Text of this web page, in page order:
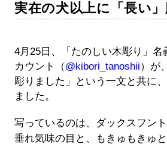
実在の犬以上に「長い
4月25日、「たのしい木彫り」名
カウント（@kibori_tanoshii）が
彫りました」という一文と共に
ました。
写っているのは、ダックスフント
垂れ気味の目と、もきゅもきゅ